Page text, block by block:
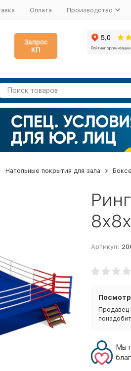
Оплата Производство
Запрос
КП
Напольные покрытия для зала
Артикул:
Продавец
Мы